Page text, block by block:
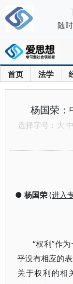
首页 法学
杨国荣：
选择字号： 大 中
● 杨国荣(进入
“权利”作
乎没有相应的
关于权利的相
随